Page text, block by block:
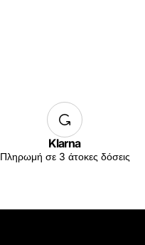
Klarna
Πληρωμή σε 3 άτοκες δόσεις